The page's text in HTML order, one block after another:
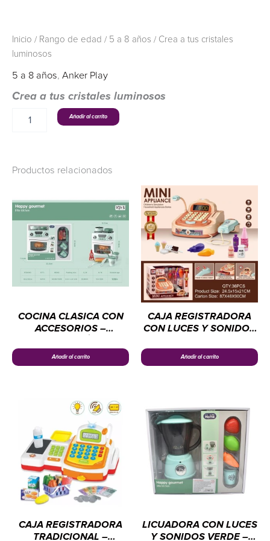
Inicio / Rango de edad / 5 a 8 años / Crea a tus cristales
luminosos
5 a 8 años, Anker Play
Crea a tus cristales luminosos
Añadir al carrito
Productos relacionados
COCINA CLASICA CON
ACCESORIOS –
CHENGI
Añadir al carrito
CAJA REGISTRADORA
CON LUCES Y SONIDOS
ELECTRODOMÉSTICOS
CHENGI
Añadir al carrito
CAJA REGISTRADORA
TRADICIONAL –
LICUADORA CON LUCES
Y SONIDOS VERDE –